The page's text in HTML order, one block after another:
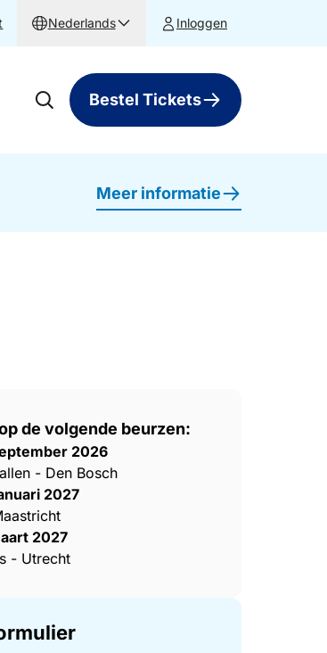
Nederlands Inloggen
Bestel Tickets
Meer informatie
de volgende beurzen:
2026
- Den Bosch
2027
2027
- Utrecht